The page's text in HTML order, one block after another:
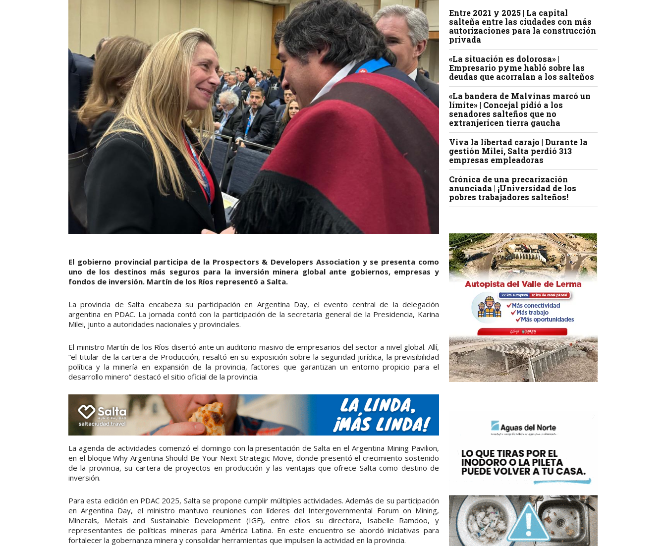
El gobierno provincial participa de la Prospectors & Developers Association y se presenta como
uno de los destinos más seguros para la inversión minera global ante gobiernos, empresas y
fondos de inversión. Martín de los Ríos representó a Salta.
La provincia de Salta encabeza su participación en Argentina Day, el evento central de la delegación
argentina en PDAC. La jornada contó con la participación de la secretaria general de la Presidencia, Karina
Milei, junto a autoridades nacionales y provinciales.
El ministro Martín de los Ríos disertó ante un auditorio masivo de empresarios del sector a nivel global. Allí,
“el titular de la cartera de Producción, resaltó en su exposición sobre la seguridad jurídica, la previsibilidad
política y la minería en expansión de la provincia, factores que garantizan un entorno propicio para el
desarrollo minero” destacó el sitio oficial de la provincia.
La agenda de actividades comenzó el domingo con la presentación de Salta en el Argentina Mining Pavilion,
en el bloque Why Argentina Should Be Your Next Strategic Move, donde presentó el crecimiento sostenido
de la provincia, su cartera de proyectos en producción y las ventajas que ofrece Salta como destino de
inversión.
Para esta edición en PDAC 2025, Salta se propone cumplir múltiples actividades. Además de su participación
en Argentina Day, el ministro mantuvo reuniones con líderes del Intergovernmental Forum on Mining,
Minerals, Metals and Sustainable Development (IGF), entre ellos su directora, Isabelle Ramdoo, y
representantes de políticas mineras para América Latina. En este encuentro se abordó iniciativas para
fortalecer la gobernanza minera y consolidar herramientas que impulsen la actividad en la provincia.
Entre 2021 y 2025 | La capital
salteña entre las ciudades con más
autorizaciones para la construcción
privada
«La situación es dolorosa» |
Empresario pyme habló sobre las
deudas que acorralan a los salteños
«La bandera de Malvinas marcó un
límite» | Concejal pidió a los
senadores salteños que no
extranjericen tierra gaucha
Viva la libertad carajo | Durante la
gestión Milei, Salta perdió 313
empresas empleadoras
Crónica de una precarización
anunciada | ¡Universidad de los
pobres trabajadores salteños!